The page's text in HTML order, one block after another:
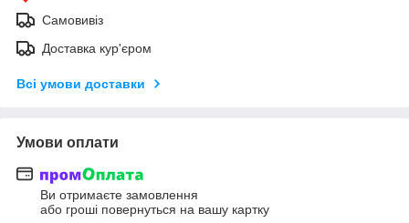
Самовивіз
Доставка кур'єром
Всі умови доставки
Умови оплати
Ви отримаєте замовлення
або гроші повернуться на вашу картку